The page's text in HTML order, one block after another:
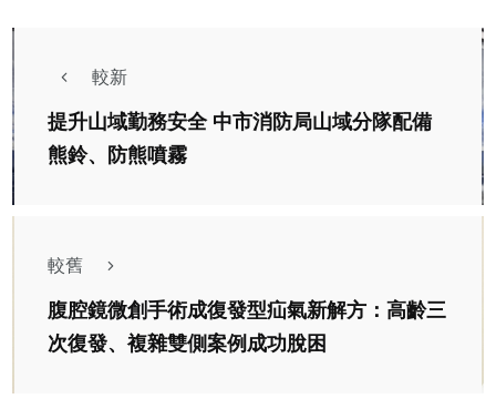
較新
提升山域勤務安全 中市消防局山域分隊配備
熊鈴、防熊噴霧
較舊
腹腔鏡微創手術成復發型疝氣新解方：高齡三
次復發、複雜雙側案例成功脫困